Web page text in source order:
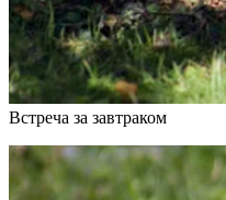
Встреча за завтраком